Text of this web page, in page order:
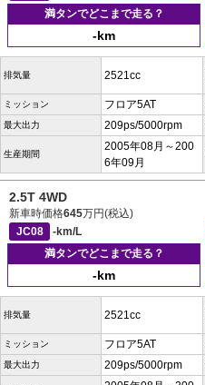
満タンでどこまで走る？
-km
排気量 2521cc
ミッション フロア5AT
最大出力 209ps/5000rpm
生産期間
2005年08月～200
6年09月
2.5T 4WD
新車時価格645万円(税込)
JC08
-km/L
満タンでどこまで走る？
-km
排気量 2521cc
ミッション フロア5AT
最大出力 209ps/5000rpm